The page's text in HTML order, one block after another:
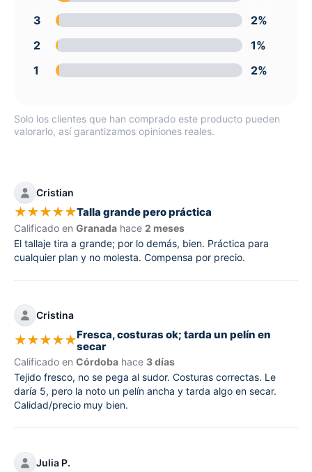
3
2%
2
1%
1
2%
Solo los clientes que han comprado este producto pueden
valorarlo, así garantizamos opiniones reales.
Cristian
★★★★★Talla grande pero práctica
Calificado en Granada hace 2 meses
El tallaje tira a grande; por lo demás, bien. Práctica para
cualquier plan y no molesta. Compensa por precio.
Cristina
★★★★★Fresca, costuras ok; tarda un pelín en
secar
Calificado en Córdoba hace 3 días
Tejido fresco, no se pega al sudor. Costuras correctas. Le
daría 5, pero la noto un pelín ancha y tarda algo en secar.
Calidad/precio muy bien.
Julia P.